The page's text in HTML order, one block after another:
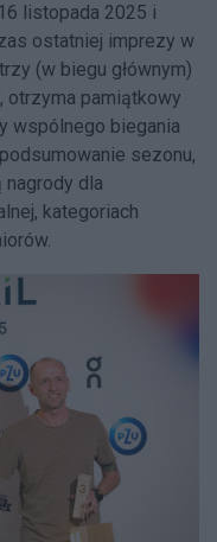
listopada 2025 i
ostatniej imprezy w
(w biegu głównym)
otrzyma pamiątkowy
wspólnego biegania
sezonu,
dla
kategoriach